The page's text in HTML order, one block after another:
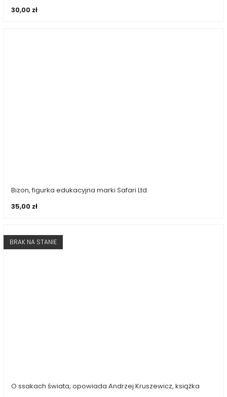
30,00 zł
Dodaj do koszyka
Bizon, figurka edukacyjna marki Safari Ltd.
35,00 zł
BRAK NA STANIE
Dowiedz się więcej
O ssakach świata, opowiada Andrzej Kruszewicz, książka